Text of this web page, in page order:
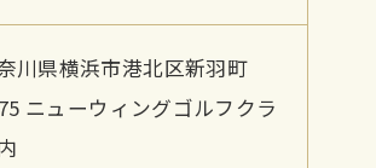
川県横浜市港北区新羽町
ニューウィングゴルフクラ